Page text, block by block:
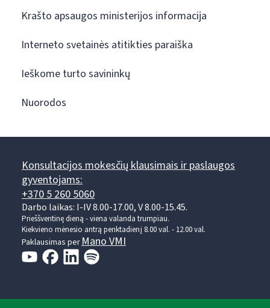
Krašto apsaugos ministerijos informacija
Interneto svetainės atitikties paraiška
Ieškome turto savininkų
Nuorodos
Konsultacijos mokesčių klausimais ir paslaugos
gyventojams:
+370 5 260 5060
Darbo laikas: I-IV 8.00-17.00, V 8.00-15.45.
Prieššventinę dieną - viena valanda trumpiau.
Kiekvieno mėnesio antrą penktadienį 8.00 val. - 12.00 val.
Paklausimas per Mano VMI